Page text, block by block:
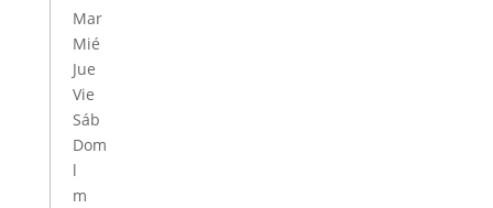
Mar
Mié
Jue
Vie
Sáb
Dom
l
m